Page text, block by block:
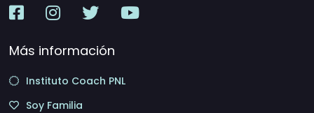
Más información
Instituto Coach PNL
Soy Familia